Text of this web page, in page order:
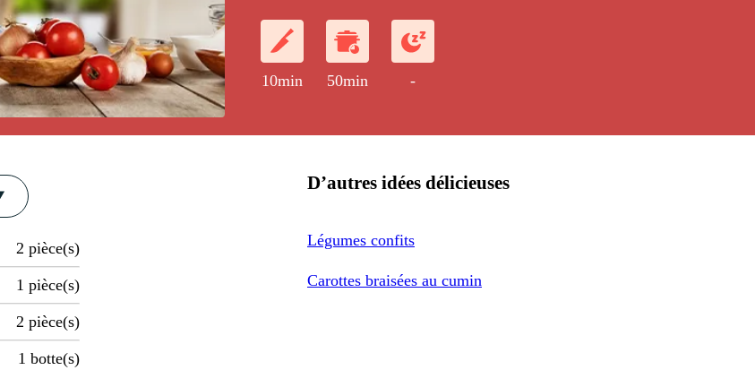
10min 50min -
2 pièce(s)
1 pièce(s)
2 pièce(s)
1 botte(s)
D’autres idées délicieuses
Légumes confits
Carottes braisées au cumin